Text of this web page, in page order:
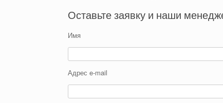
Оставьте заявку и наши
Имя
Адрес e-mail